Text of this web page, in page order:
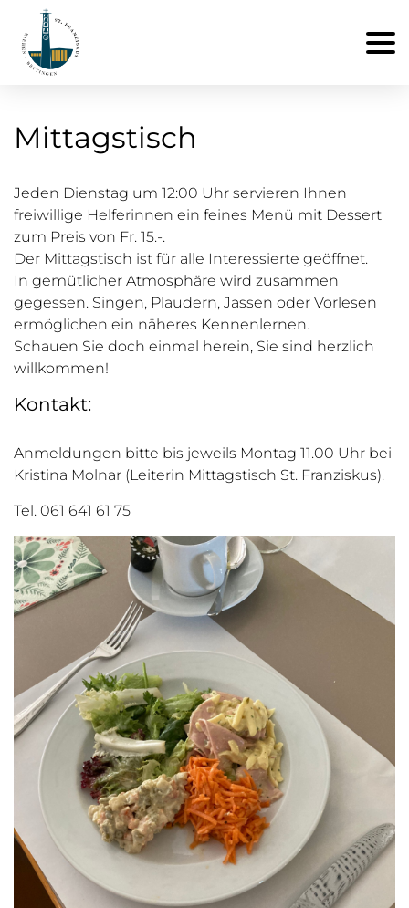
Mittagstisch
Jeden Dienstag um 12:00 Uhr servieren Ihnen
freiwillige Helferinnen ein feines Menü mit Dessert
zum Preis von Fr. 15.-.
Der Mittagstisch ist für alle Interessierte geöffnet.
In gemütlicher Atmosphäre wird zusammen
gegessen. Singen, Plaudern, Jassen oder Vorlesen
ermöglichen ein näheres Kennenlernen.
Schauen Sie doch einmal herein, Sie sind herzlich
willkommen!
Kontakt:
Anmeldungen bitte bis jeweils Montag 11.00 Uhr bei
Kristina Molnar (Leiterin Mittagstisch St. Franziskus).
Tel. 061 641 61 75